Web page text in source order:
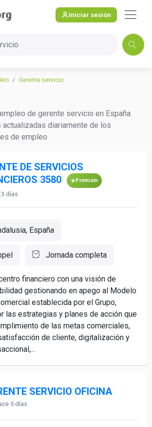
Iniciar sesión
Gerente servicio
de gerente servicio en España.
actualizadas diariamente de los
de empleo.
DE SERVICIOS
3580
Premium
días
España
Jornada completa
financiero con una visión de
gestionando en apego al Modelo
establecida por el Grupo,
las estrategias y planes de acción que
de las metas comerciales,
de cliente, digitalización y
SERVICIO OFICINA
5 días